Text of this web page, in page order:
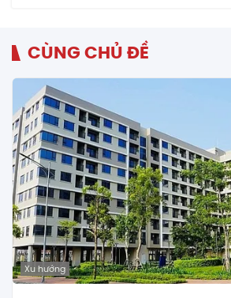
CÙNG CHỦ ĐỀ
Xu hướng